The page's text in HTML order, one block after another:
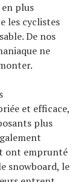
plus
les cyclistes
De nos
ne
et efficace,
plus
ont emprunté
snowboard, le